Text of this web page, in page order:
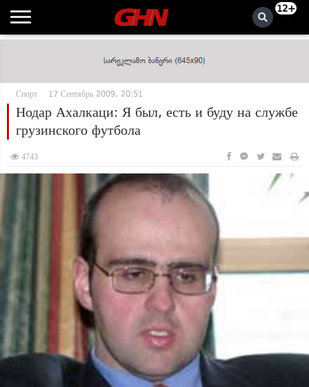
12+
Спорт 17 Сентябрь 2009, 20:51
Нодар Ахалкаци: Я был, есть и буду на службе
грузинского футбола
4743